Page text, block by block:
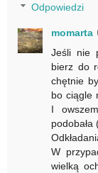
Odpowiedzi
momarta
Jeśli nie
bierz do
chętnie
bo ciągle
I
W
wielką